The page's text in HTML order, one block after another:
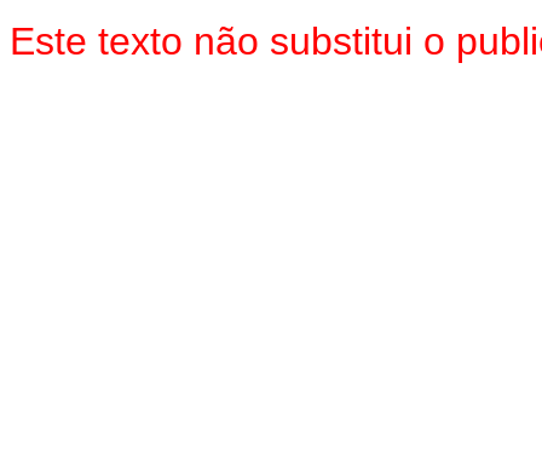
Este texto não substitui o